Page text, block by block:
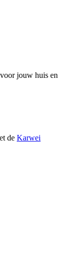
voor jouw huis en
de Karwei